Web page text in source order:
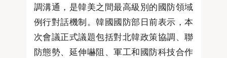
調溝通，是韓美之間最高級別的國防領域
例行對話機制。韓國國防部日前表示，本
次會議正式議題包括對北韓政策協調、聯
防態勢、延伸嚇阻、軍工和國防科技合作